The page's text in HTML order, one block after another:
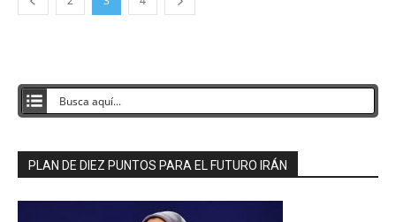
PLAN DE DIEZ PUNTOS PARA EL FUTURO IRÁN